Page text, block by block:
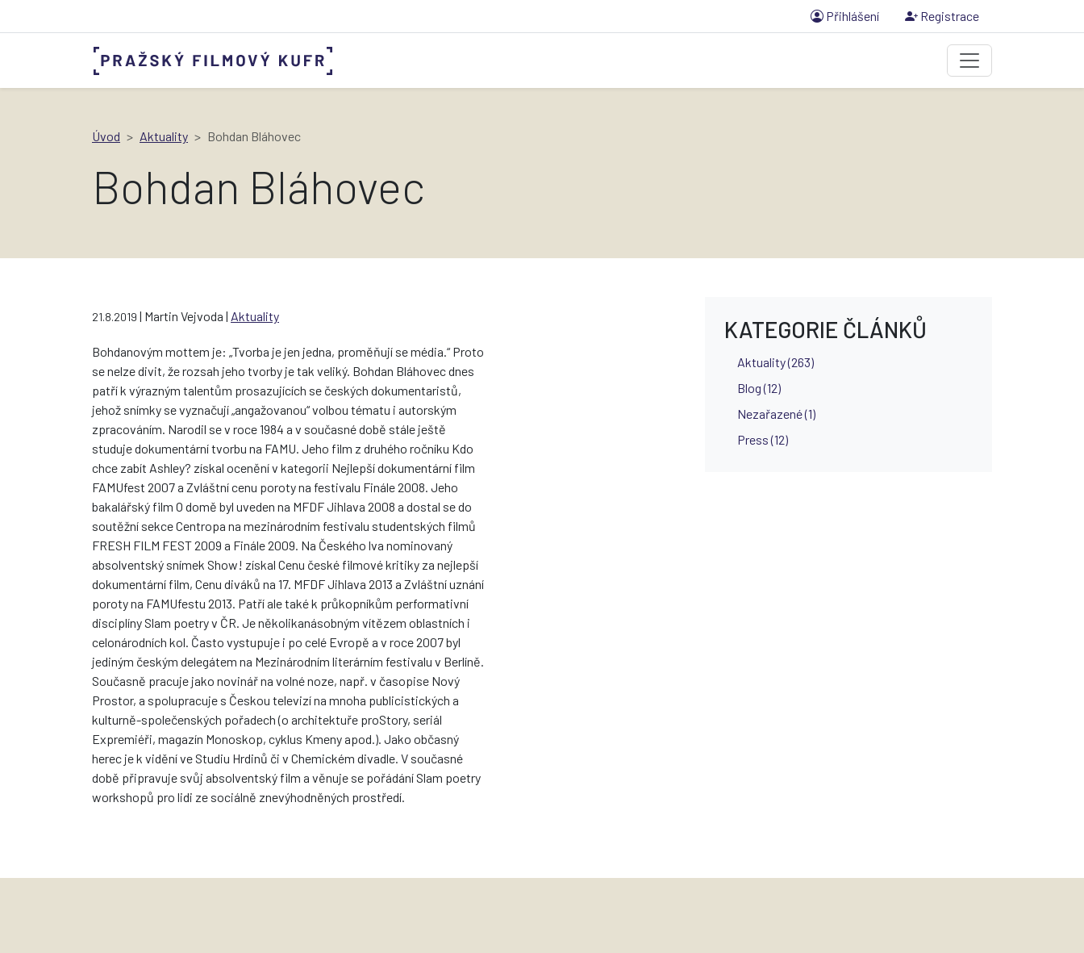
Přihlášení Registrace
Úvod Aktuality Bohdan Bláhovec
Bohdan Bláhovec
21.8.2019 | Martin Vejvoda | Aktuality
Bohdanovým mottem je: „Tvorba je jen jedna, proměňují se média.“ Proto
se nelze divit, že rozsah jeho tvorby je tak veliký. Bohdan Bláhovec dnes
patří k výrazným talentům prosazujících se českých dokumentaristů,
jehož snímky se vyznačují „angažovanou“ volbou tématu i autorským
zpracováním. Narodil se v roce 1984 a v současné době stále ještě
studuje dokumentární tvorbu na FAMU. Jeho film z druhého ročníku Kdo
chce zabít Ashley? získal ocenění v kategorii Nejlepší dokumentární film
FAMUfest 2007 a Zvláštní cenu poroty na festivalu Finále 2008. Jeho
bakalářský film O domě byl uveden na MFDF Jihlava 2008 a dostal se do
soutěžní sekce Centropa na mezinárodním festivalu studentských filmů
FRESH FILM FEST 2009 a Finále 2009. Na Českého lva nominovaný
absolventský snímek Show! získal Cenu české filmové kritiky za nejlepší
dokumentární film, Cenu diváků na 17. MFDF Jihlava 2013 a Zvláštní uznání
poroty na FAMUfestu 2013. Patří ale také k průkopníkům performativní
disciplíny Slam poetry v ČR. Je několikanásobným vítězem oblastních i
celonárodních kol. Často vystupuje i po celé Evropě a v roce 2007 byl
jediným českým delegátem na Mezinárodním literárním festivalu v Berlíně.
Současně pracuje jako novinář na volné noze, např. v časopise Nový
Prostor, a spolupracuje s Českou televizí na mnoha publicistických a
kulturně-společenských pořadech (o architektuře proStory, seriál
Expremiéři, magazín Monoskop, cyklus Kmeny apod.). Jako občasný
herec je k vidění ve Studiu Hrdinů či v Chemickém divadle. V současné
době připravuje svůj absolventský film a věnuje se pořádání Slam poetry
workshopů pro lidi ze sociálně znevýhodněných prostředí.
KATEGORIE ČLÁNKŮ
Aktuality (263)
Blog (12)
Nezařazené (1)
Press (12)